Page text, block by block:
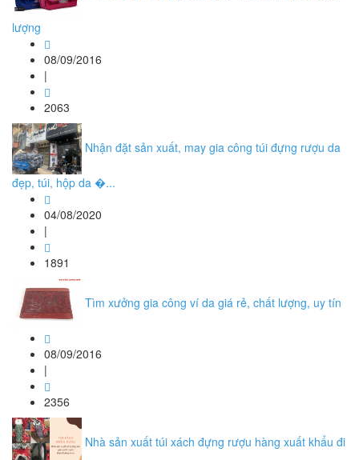
lượng
08/09/2016
|
2063
Nhận đặt sản xuất, may gia công túi đựng rượu da
đẹp, túi, hộp da �...
04/08/2020
|
1891
Tìm xưởng gia công ví da giá rẻ, chất lượng, uy tín
08/09/2016
|
2356
Nhà sản xuất túi xách đựng rượu hàng xuất khẩu đi